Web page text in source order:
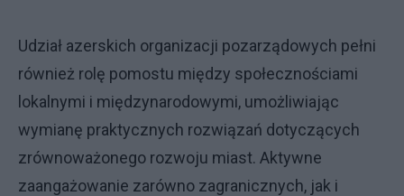
Udział azerskich organizacji pozarządowych pełni
również rolę pomostu między społecznościami
lokalnymi i międzynarodowymi, umożliwiając
wymianę praktycznych rozwiązań dotyczących
zrównoważonego rozwoju miast. Aktywne
zaangażowanie zarówno zagranicznych, jak i